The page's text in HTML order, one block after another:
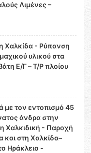
Λιμένες –
Χαλκίδα - Ρύπανση
υλικού στα
Ε/Γ – Τ/Ρ πλοίου
με τον εντοπισμό 45
άνδρα στην
Χαλκιδική - Παροχή
στη Χαλκίδα–
Ηράκλειο -